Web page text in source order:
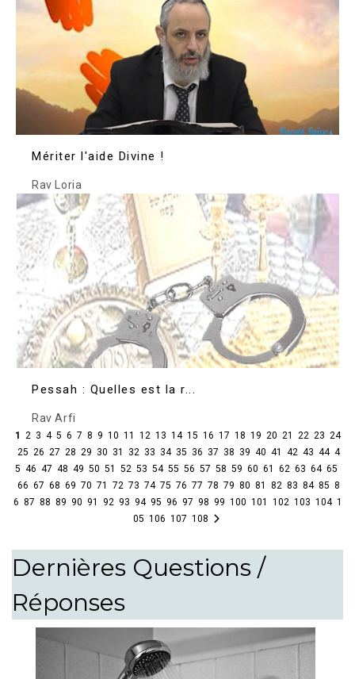
Mériter l'aide Divine !
Rav Loria
Pessah : Quelles est la r...
Rav Arfi
1 2 3 4 5 6 7 8 9 10 11 12 13 14 15 16 17 18 19 20 21 22 23 24
25 26 27 28 29 30 31 32 33 34 35 36 37 38 39 40 41 42 43 44 4
5 46 47 48 49 50 51 52 53 54 55 56 57 58 59 60 61 62 63 64 65
66 67 68 69 70 71 72 73 74 75 76 77 78 79 80 81 82 83 84 85 8
6 87 88 89 90 91 92 93 94 95 96 97 98 99 100 101 102 103 104 1
05 106 107 108
Dernières Questions /
Réponses